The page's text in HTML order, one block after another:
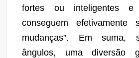
fortes ou inteligentes
conseguem
mudanças”. Em suma,
ângulos, uma diversão